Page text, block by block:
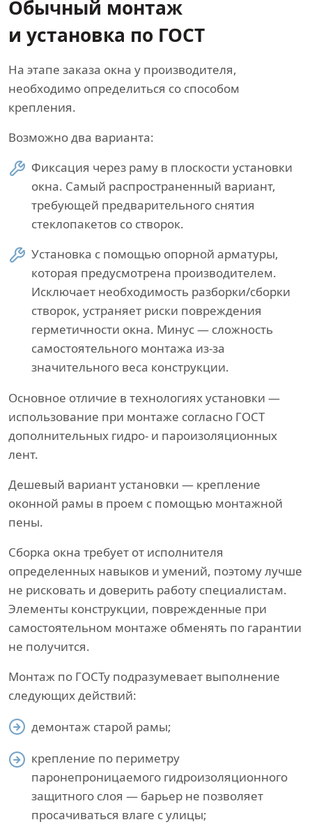
Обычный монтаж
и установка по ГОСТ
На этапе заказа окна у производителя,
необходимо определиться со способом
крепления.
Возможно два варианта:
Фиксация через раму в плоскости установки
окна. Самый распространенный вариант,
требующей предварительного снятия
стеклопакетов со створок.
Установка с помощью опорной арматуры,
которая предусмотрена производителем.
Исключает необходимость разборки/сборки
створок, устраняет риски повреждения
герметичности окна. Минус — сложность
самостоятельного монтажа из-за
значительного веса конструкции.
Основное отличие в технологиях установки —
использование при монтаже согласно ГОСТ
дополнительных гидро- и пароизоляционных
лент.
Дешевый вариант установки — крепление
оконной рамы в проем с помощью монтажной
пены.
Сборка окна требует от исполнителя
определенных навыков и умений, поэтому лучше
не рисковать и доверить работу специалистам.
Элементы конструкции, поврежденные при
самостоятельном монтаже обменять по гарантии
не получится.
Монтаж по ГОСТу подразумевает выполнение
следующих действий:
демонтаж старой рамы;
крепление по периметру
паронепроницаемого гидроизоляционного
защитного слоя — барьер не позволяет
просачиваться влаге с улицы;